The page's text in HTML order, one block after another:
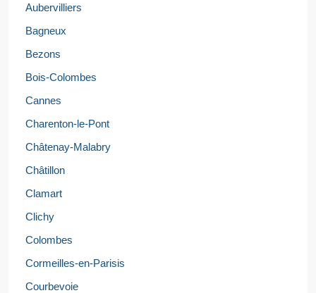
Aubervilliers
Bagneux
Bezons
Bois-Colombes
Cannes
Charenton-le-Pont
Châtenay-Malabry
Châtillon
Clamart
Clichy
Colombes
Cormeilles-en-Parisis
Courbevoie